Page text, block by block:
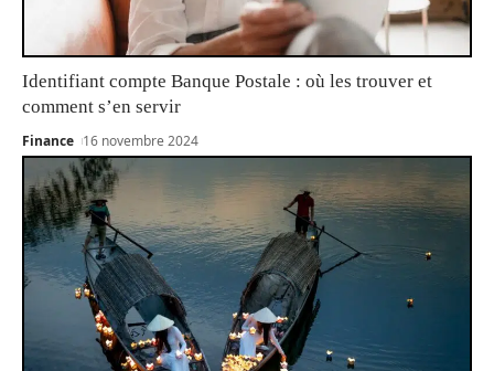
Identifiant compte Banque Postale : où les trouver et
comment s’en servir
Finance 16 novembre 2024